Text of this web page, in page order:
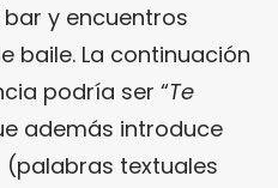
y encuentros
baile. La continuación
podría ser “Te
además introduce
(palabras textuales